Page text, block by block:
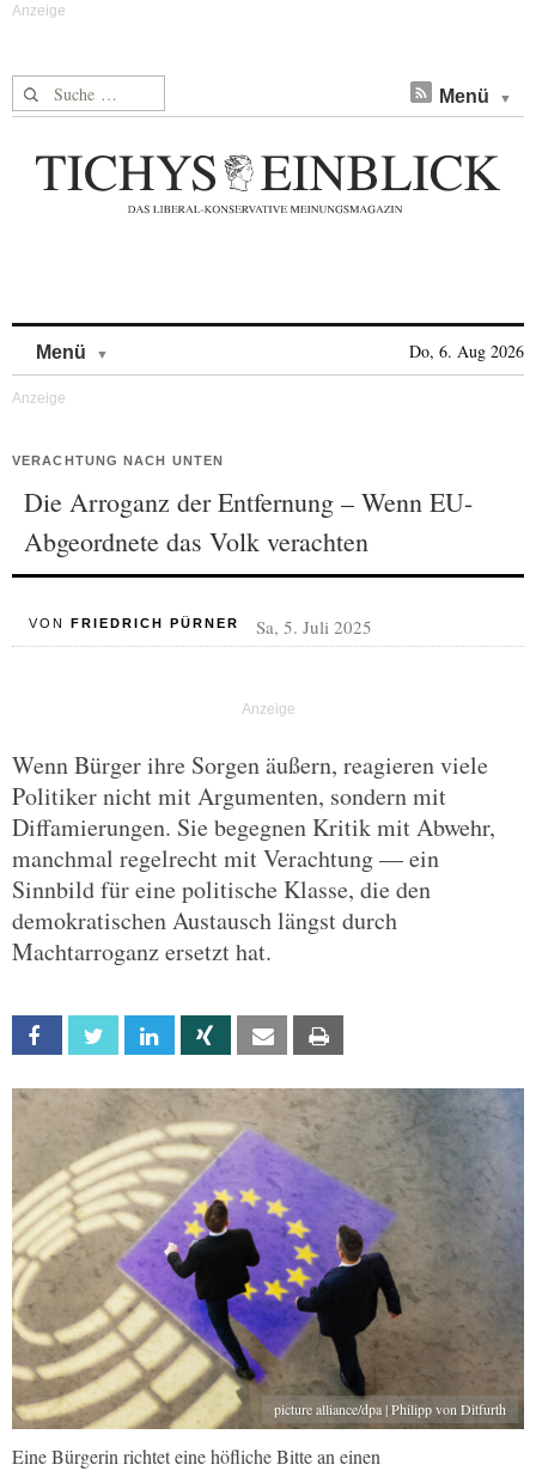
Suche nach: Menü
Menü Do, 6. Aug 2026
VERACHTUNG NACH UNTEN
Die Arroganz der Entfernung – Wenn EU-
Abgeordnete das Volk verachten
VON FRIEDRICH PÜRNER Sa, 5. Juli 2025
Wenn Bürger ihre Sorgen äußern, reagieren viele
Politiker nicht mit Argumenten, sondern mit
Diffamierungen. Sie begegnen Kritik mit Abwehr,
manchmal regelrecht mit Verachtung — ein
Sinnbild für eine politische Klasse, die den
demokratischen Austausch längst durch
Machtarroganz ersetzt hat.
Facebook Twitter Linkedin Xing Email
picture alliance/dpa | Philipp von Ditfurth
Eine Bürgerin richtet eine höfliche Bitte an einen